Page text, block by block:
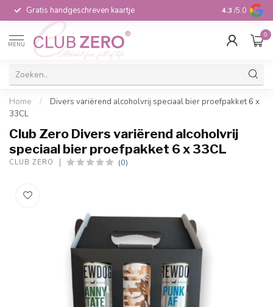
Gratis handgeschreven kaartje Voor 16:00
4.3 /5.0
MENU
0
Home /
Divers variërend alcoholvrij speciaal bier proefpakket 6 x
33CL
Club Zero Divers variërend alcoholvrij
speciaal bier proefpakket 6 x 33CL
CLUB ZERO (0)